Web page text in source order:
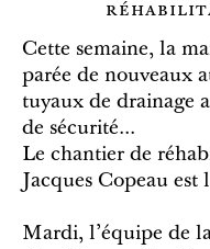
Cette semaine, la
parée de nouveaux
tuyaux de drainage
de sécurité...
Le chantier de
Jacques Copeau est
Mardi, l'équipe de